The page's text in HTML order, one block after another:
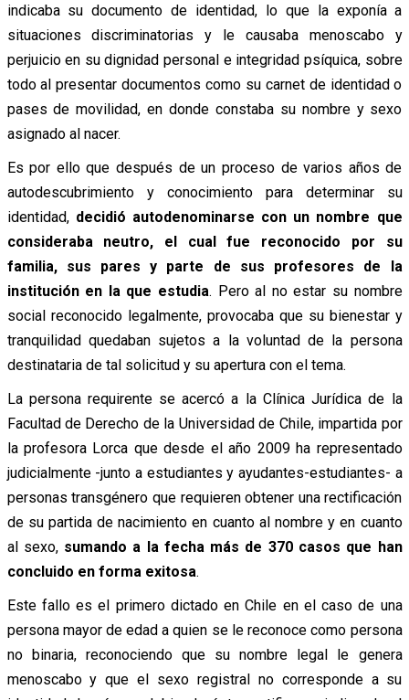
indicaba su documento de identidad, lo que la exponía a
situaciones discriminatorias y le causaba menoscabo y
perjuicio en su dignidad personal e integridad psíquica, sobre
todo al presentar documentos como su carnet de identidad o
pases de movilidad, en donde constaba su nombre y sexo
asignado al nacer.
Es por ello que después de un proceso de varios años de
autodescubrimiento y conocimiento para determinar su
identidad, decidió autodenominarse con un nombre que
consideraba neutro, el cual fue reconocido por su
familia, sus pares y parte de sus profesores de la
institución en la que estudia. Pero al no estar su nombre
social reconocido legalmente, provocaba que su bienestar y
tranquilidad quedaban sujetos a la voluntad de la persona
destinataria de tal solicitud y su apertura con el tema.
La persona requirente se acercó a la Clínica Jurídica de la
Facultad de Derecho de la Universidad de Chile, impartida por
la profesora Lorca que desde el año 2009 ha representado
judicialmente -junto a estudiantes y ayudantes-estudiantes- a
personas transgénero que requieren obtener una rectificación
de su partida de nacimiento en cuanto al nombre y en cuanto
al sexo, sumando a la fecha más de 370 casos que han
concluido en forma exitosa.
Este fallo es el primero dictado en Chile en el caso de una
persona mayor de edad a quien se le reconoce como persona
no binaria, reconociendo que su nombre legal le genera
menoscabo y que el sexo registral no corresponde a su